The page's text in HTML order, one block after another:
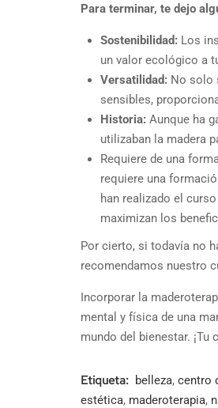
Para terminar, te dejo
Sostenibilidad: Los
un valor ecológico a
Versatilidad: No solo
sensibles,
Historia: Aunque ha
utilizaban la madera
Requiere de una
requiere una
han realizado el
maximizan los
Por cierto, si todavía no
recomendamos nuestro
Incorporar la
mental y física de una
mundo del bienestar. ¡Tu
Etiqueta: belleza, centro
estética, maderoterapia,